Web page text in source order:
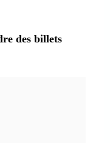
des billets